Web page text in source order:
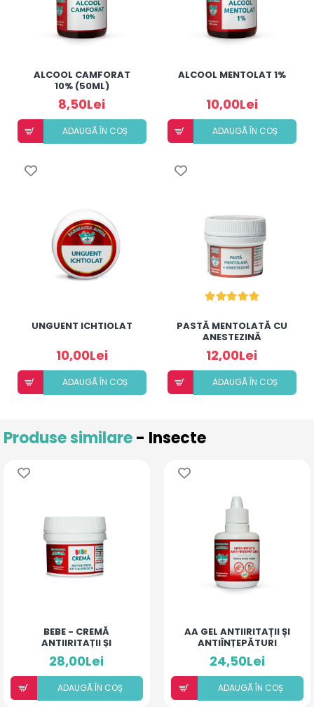
ALCOOL CAMFORAT
10% (50ML)
8,50Lei
ADAUGÃ ÎN COȘ
ALCOOL MENTOLAT 1%
10,00Lei
ADAUGÃ ÎN COȘ
UNGUENT ICHTIOLAT
10,00Lei
ADAUGÃ ÎN COȘ
PASTĂ MENTOLATĂ CU
ANESTEZINĂ
12,00Lei
ADAUGÃ ÎN COȘ
Produse similare- Insecte
BEBE - CREMĂ
ANTIIRITAȚII ȘI
ANTIALERGICĂ
28,00Lei
ADAUGÃ ÎN COȘ
AA GEL ANTIIRITAȚII ȘI
ANTIÎNȚEPĂTURI
PENTRU ARSURI MEDII
24,50Lei
ADAUGÃ ÎN COȘ